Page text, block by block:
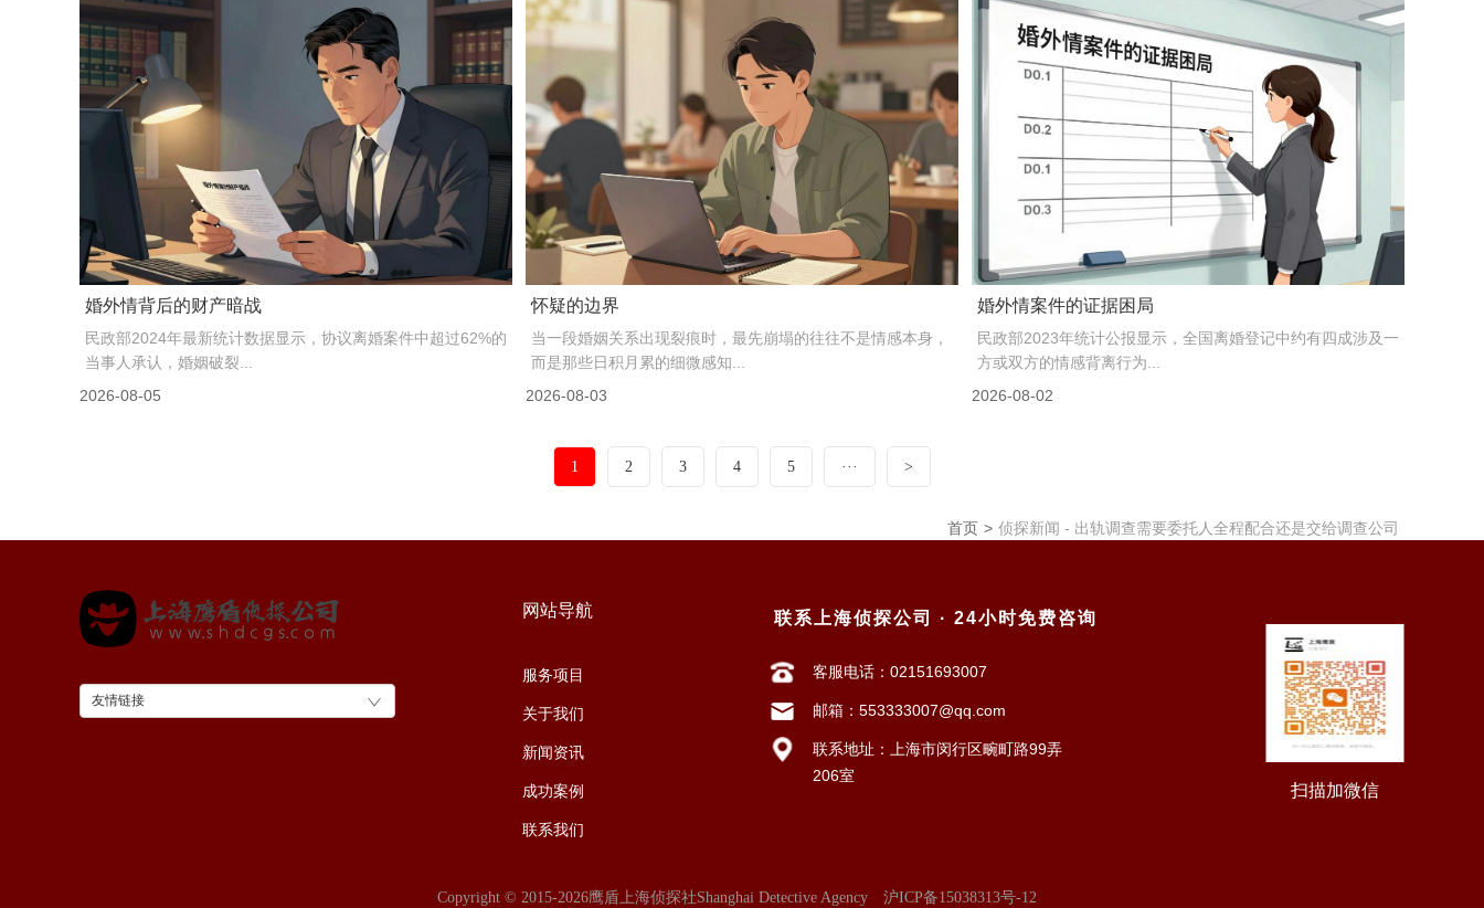
婚外情背后的财产暗战
民政部2024年最新统计数据显示，协议离婚案件中超过62%的
当事人承认，婚姻破裂...
2026-08-05
怀疑的边界
当一段婚姻关系出现裂痕时，最先崩塌的往往不是情感本身，
而是那些日积月累的细微感知...
2026-08-03
婚外情案件的证据困局
民政部2023年统计公报显示，全国离婚登记中约有四成涉及一
方或双方的情感背离行为...
2026-08-02
1 2 3 4 5 ··· >
首页 > 侦探新闻 - 出轨调查需要委托人全程配合还是交给调查公司
网站导航
客服电话：02151693007
邮箱：553333007@qq.com
联系地址：上海市闵行区畹町路99弄
206室
服务项目
关于我们
新闻资讯
成功案例
联系我们
扫描加微信
友情链接
联系上海侦探公司 · 24小时免费咨询
Copyright © 2015-2026鹰盾上海侦探社Shanghai Detective Agency 沪ICP备15038313号-12